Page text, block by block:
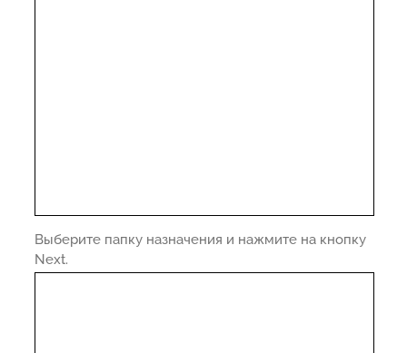
Выберите папку назначения и нажмите на кнопку
Next.